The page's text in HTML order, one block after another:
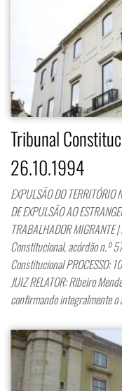
Tribunal
26.10.1994
EXPULSÃO DO
DE EXPULSÃO AO
TRABALHADOR MIGRANTE
Constitucional, acórdão n.º
Constitucional PROCESSO:
JUIZ RELATOR: Ribeiro
confirmando integralmente